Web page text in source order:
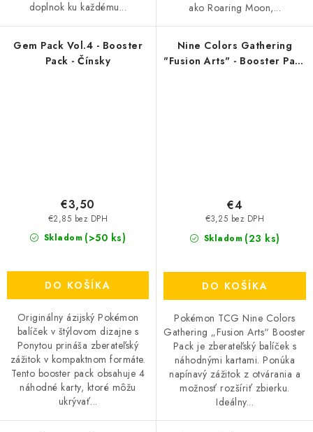
doplnok ku každému...
ako Roaring Moon,...
Gem Pack Vol.4 - Booster
Pack - Čínsky
Skladom (>50 ks)
€2,85 bez DPH
€3,50
DO KOŠÍKA
Originálny ázijský Pokémon
balíček v štýlovom dizajne s
Ponytou prináša zberateľský
zážitok v kompaktnom formáte.
Tento booster pack obsahuje 4
náhodné karty, ktoré môžu
ukrývať...
Nine Colors Gathering
"Fusion Arts" - Booster Pack
Skladom (23 ks)
€3,25 bez DPH
€4
DO KOŠÍKA
Pokémon TCG Nine Colors
Gathering „Fusion Arts“ Booster
Pack je zberateľský balíček s
náhodnými kartami. Ponúka
napínavý zážitok z otvárania a
možnosť rozšíriť zbierku.
Ideálny...